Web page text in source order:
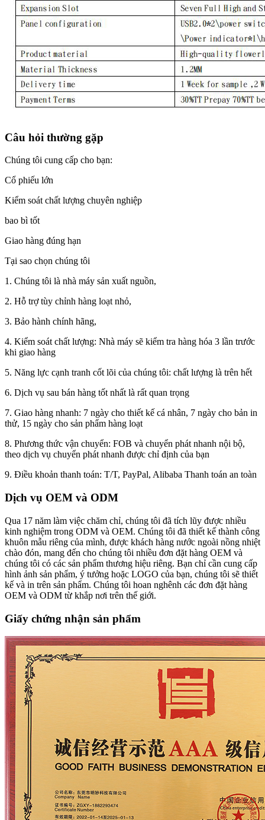
Câu hỏi thường gặp
Chúng tôi cung cấp cho bạn:
Cổ phiếu lớn
Kiểm soát chất lượng chuyên nghiệp
bao bì tốt
Giao hàng đúng hạn
Tại sao chọn chúng tôi
1. Chúng tôi là nhà máy sản xuất nguồn,
2. Hỗ trợ tùy chỉnh hàng loạt nhỏ,
3. Bảo hành chính hãng,
4. Kiểm soát chất lượng: Nhà máy sẽ kiểm tra hàng hóa 3 lần trước
khi giao hàng
5. Năng lực cạnh tranh cốt lõi của chúng tôi: chất lượng là trên hết
6. Dịch vụ sau bán hàng tốt nhất là rất quan trọng
7. Giao hàng nhanh: 7 ngày cho thiết kế cá nhân, 7 ngày cho bản in
thử, 15 ngày cho sản phẩm hàng loạt
8. Phương thức vận chuyển: FOB và chuyển phát nhanh nội bộ,
theo dịch vụ chuyển phát nhanh được chỉ định của bạn
9. Điều khoản thanh toán: T/T, PayPal, Alibaba Thanh toán an toàn
Dịch vụ OEM và ODM
Qua 17 năm làm việc chăm chỉ, chúng tôi đã tích lũy được nhiều
kinh nghiệm trong ODM và OEM. Chúng tôi đã thiết kế thành công
khuôn mẫu riêng của mình, được khách hàng nước ngoài nồng nhiệt
chào đón, mang đến cho chúng tôi nhiều đơn đặt hàng OEM và
chúng tôi có các sản phẩm thương hiệu riêng. Bạn chỉ cần cung cấp
hình ảnh sản phẩm, ý tưởng hoặc LOGO của bạn, chúng tôi sẽ thiết
kế và in trên sản phẩm. Chúng tôi hoan nghênh các đơn đặt hàng
OEM và ODM từ khắp nơi trên thế giới.
Giấy chứng nhận sản phẩm